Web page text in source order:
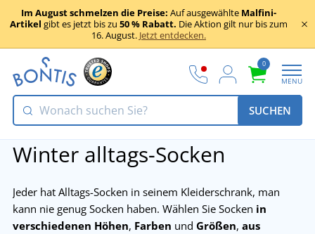
Im August schmelzen die Preise: Auf ausgewählte Malfini-
Artikel gibt es jetzt bis zu 50 % Rabatt. Die Aktion gilt nur bis zum
16. August. Jetzt entdecken.
0
MENU
SUCHEN
Winter alltags-Socken
Jeder hat Alltags-Socken in seinem Kleiderschrank, man
kann nie genug Socken haben. Wählen Sie Socken in
verschiedenen Höhen, Farben und Größen, aus